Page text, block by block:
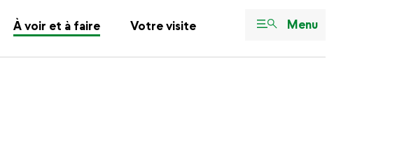
À voir et à faire Votre visite Menu